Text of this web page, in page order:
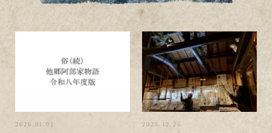
2026.01.01 2025.12.26